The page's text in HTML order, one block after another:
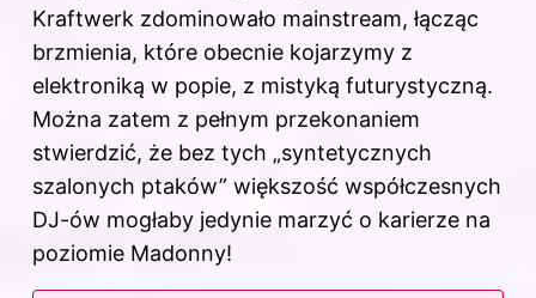
Kraftwerk zdominowało mainstream, łącząc
brzmienia, które obecnie kojarzymy z
elektroniką w popie, z mistyką futurystyczną.
Można zatem z pełnym przekonaniem
stwierdzić, że bez tych „syntetycznych
szalonych ptaków” większość współczesnych
DJ-ów mogłaby jedynie marzyć o karierze na
poziomie Madonny!